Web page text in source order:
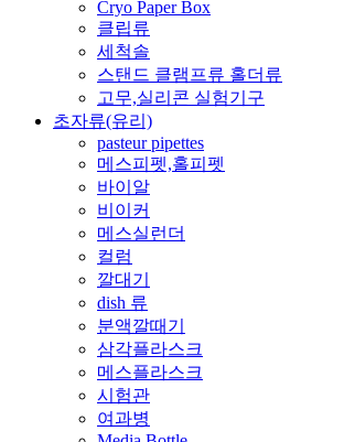
Cryo Paper Box
클립류
세척솔
스탠드 클램프류 홀더류
고무,실리콘 실험기구
초자류(유리)
pasteur pipettes
메스피펫,홀피펫
바이알
비이커
메스실런더
컬럼
깔대기
dish 류
분액깔때기
삼각플라스크
메스플라스크
시험관
여과병